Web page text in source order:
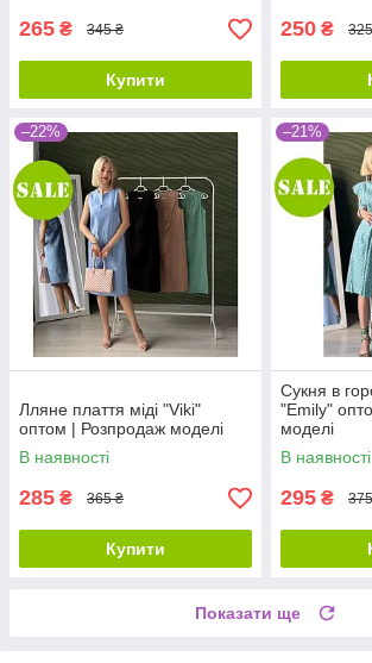
265 ₴ 345 ₴
Купити
250 ₴
–22%
Лляне плаття міді "Viki"
оптом | Розпродаж моделі
В наявності
285 ₴ 365 ₴
Купити
–21%
Сукня в
"Emily"
моделі
В наявності
295 ₴
Показати ще